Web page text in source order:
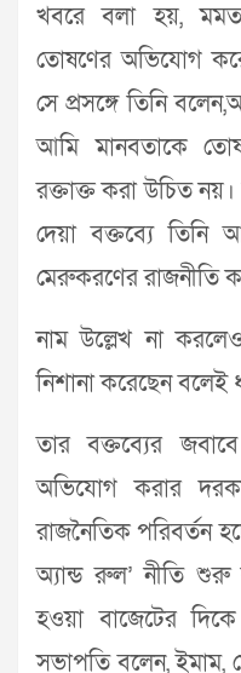
খবরে বলা হয়,
তোষণের অভিযোগ
সে প্রসঙ্গে তিনি
আমি মানবতাকে
রক্তাক্ত করা উচিত নয়।
দেয়া বক্তব্যে তিনি
মেরুকরণের রাজনীতি
নাম উল্লেখ না
নিশানা করেছেন বলেই
তার বক্তব্যের
অভিযোগ করার
রাজনৈতিক পরিবর্তন
অ্যান্ড রুল’ নীতি শুরু
হওয়া বাজেটের
সভাপতি বলেন, ইমাম,